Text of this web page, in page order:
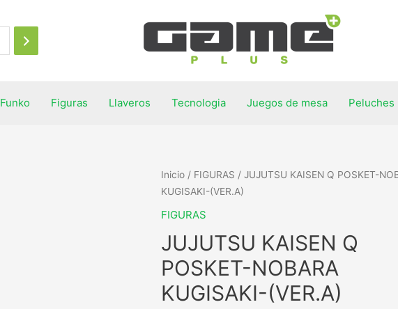
Funko Figuras Llaveros Tecnologia Juegos de mesa Peluches
Inicio / FIGURAS / JUJUTSU KAISEN Q POSKET-
KUGISAKI-(VER.A)
FIGURAS
JUJUTSU KAISEN Q
POSKET-NOBARA
KUGISAKI-(VER.A)